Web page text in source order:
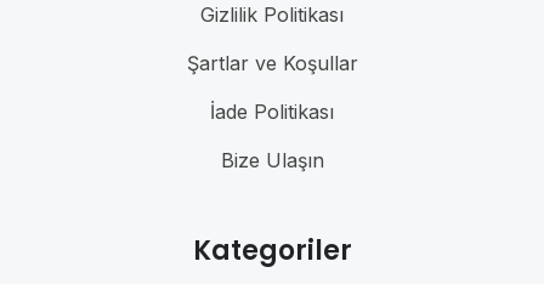
Gizlilik Politikası
Şartlar ve Koşullar
İade Politikası
Bize Ulaşın
Kategoriler